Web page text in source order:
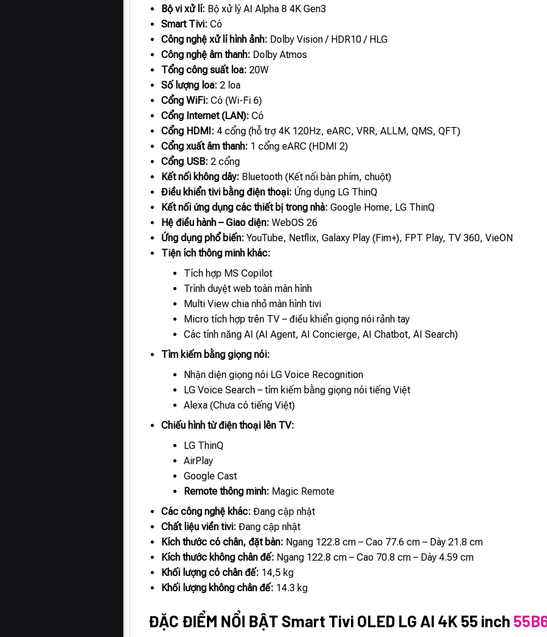
Bộ vi xử lí: Bộ xử lý AI Alpha 8 4K Gen3
Smart Tivi: Có
Công nghệ xử lí hình ảnh: Dolby Vision / HDR10 / HLG
Công nghệ âm thanh: Dolby Atmos
Tổng công suất loa: 20W
Số lượng loa: 2 loa
Cổng WiFi: Có (Wi-Fi 6)
Cổng Internet (LAN): Có
Cổng HDMI: 4 cổng (hỗ trợ 4K 120Hz, eARC, VRR, ALLM, QMS, QFT)
Cổng xuất âm thanh: 1 cổng eARC (HDMI 2)
Cổng USB: 2 cổng
Kết nối không dây: Bluetooth (Kết nối bàn phím, chuột)
Điều khiển tivi bằng điện thoại: Ứng dụng LG ThinQ
Kết nối ứng dụng các thiết bị trong nhà: Google Home, LG ThinQ
Hệ điều hành – Giao diện: WebOS 26
Ứng dụng phổ biến: YouTube, Netflix, Galaxy Play (Fim+), FPT Play, TV 360, VieON
Tiện ích thông minh khác:
Tích hợp MS Copilot
Trình duyệt web toàn màn hình
Multi View chia nhỏ màn hình tivi
Micro tích hợp trên TV – điều khiển giọng nói rảnh tay
Các tính năng AI (AI Agent, AI Concierge, AI Chatbot, AI Search)
Tìm kiếm bằng giọng nói:
Nhận diện giọng nói LG Voice Recognition
LG Voice Search – tìm kiếm bằng giọng nói tiếng Việt
Alexa (Chưa có tiếng Việt)
Chiếu hình từ điện thoại lên TV:
LG ThinQ
AirPlay
Google Cast
Remote thông minh: Magic Remote
Các công nghệ khác: Đang cập nhật
Chất liệu viền tivi: Đang cập nhật
Kích thước có chân, đặt bàn: Ngang 122.8 cm – Cao 77.6 cm – Dày 21.8 cm
Kích thước không chân đế: Ngang 122.8 cm – Cao 70.8 cm – Dày 4.59 cm
Khối lượng có chân đế: 14,5 kg
Khối lượng không chân đế: 14.3 kg
ĐẶC ĐIỂM NỔI BẬT Smart Tivi OLED LG AI 4K 55 inch